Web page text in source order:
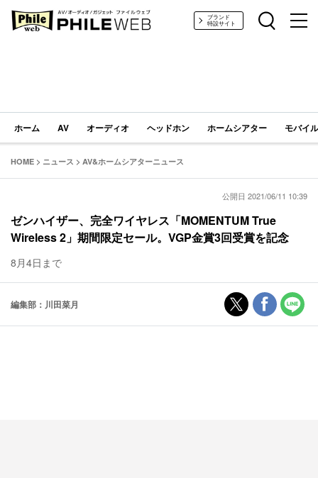
PHILE WEB｜AV/オーディオ/ガジェットブランド
特設サイト
ホーム AV オーディオ ヘッドホン ホームシアター モバイ
HOME > ニュース > AV&ホームシアターニュース
公開日 2021/06/11 10:39
ゼンハイザー、完全ワイヤレス「MOMENTUM True
Wireless 2」期間限定セール。VGP金賞3回受賞を記念
8月4日まで
編集部：川田菜月